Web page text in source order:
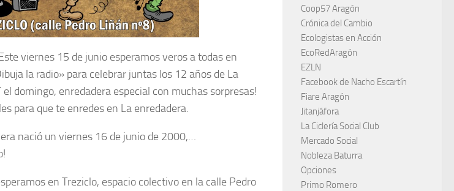
viernes 15 de junio esperamos veros a todas en
la radio» para celebrar juntas los 12 años de La
el domingo, enredadera especial con muchas sorpresas!
para que te enredes en La enredadera.
nació un viernes 16 de junio de 2000,…
en Treziclo, espacio colectivo en la calle Pedro
Coop57 Aragón
Crónica del Cambio
Ecologistas en Acción
EcoRedAragón
EZLN
Facebook de Nacho Escartín
Fiare Aragón
Jitanjáfora
La Ciclería Social Club
Mercado Social
Nobleza Baturra
Opciones
Primo Romero